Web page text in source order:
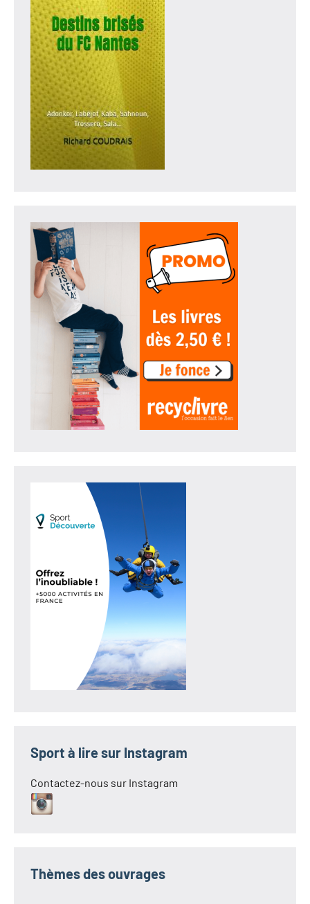
Sport à lire sur Instagram
Contactez-nous sur Instagram
Thèmes des ouvrages